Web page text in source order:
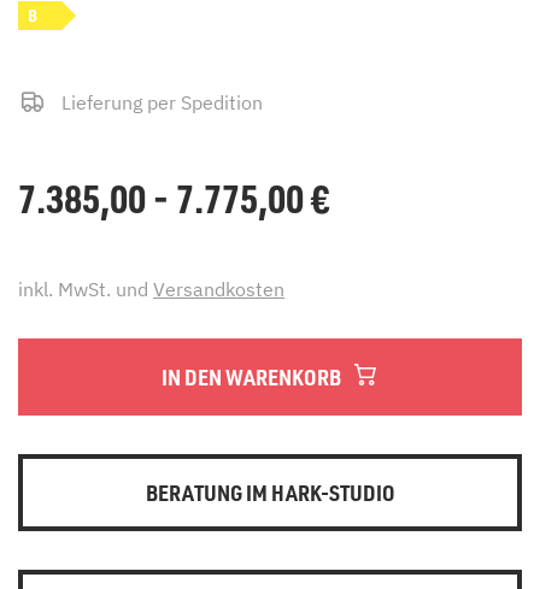
B
Lieferung per Spedition
7.385,00 - 7.775,00€
inkl. MwSt. und Versandkosten
IN DEN WARENKORB
BERATUNG IM HARK-STUDIO